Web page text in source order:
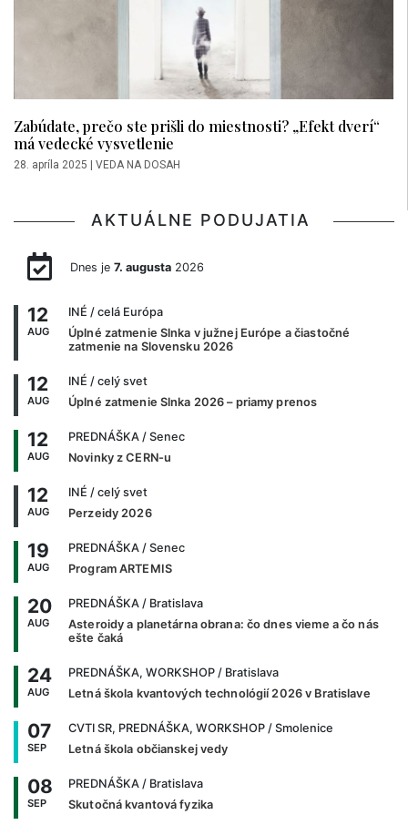
Zabúdate, prečo ste prišli do miestnosti? „Efekt dverí“
má vedecké vysvetlenie
28. apríla 2025 VEDA NA DOSAH
AKTUÁLNE PODUJATIA
Dnes je 7. augusta2026
12
AUG
INÉ / celá Európa
Úplné zatmenie Slnka v južnej Európe a čiastočné
zatmenie na Slovensku 2026
12
AUG
INÉ / celý svet
Úplné zatmenie Slnka 2026 – priamy prenos
12
AUG
PREDNÁŠKA / Senec
Novinky z CERN-u
12
AUG
INÉ / celý svet
Perzeidy 2026
19
AUG
PREDNÁŠKA / Senec
Program ARTEMIS
20
AUG
PREDNÁŠKA / Bratislava
Asteroidy a planetárna obrana: čo dnes vieme a čo nás
ešte čaká
24
AUG
PREDNÁŠKA, WORKSHOP / Bratislava
Letná škola kvantových technológií 2026 v Bratislave
07
SEP
CVTI SR, PREDNÁŠKA, WORKSHOP / Smolenice
Letná škola občianskej vedy
08
SEP
PREDNÁŠKA / Bratislava
Skutočná kvantová fyzika